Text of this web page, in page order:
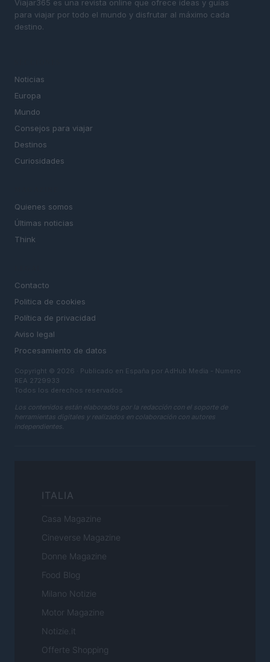
Viajar365 es una revista online que ofrece ideas y guías
para viajar por todo el mundo y disfrutar al máximo cada
destino.
Noticias
Europa
Mundo
Consejos para viajar
Destinos
Curiosidades
Quienes somos
Últimas noticias
Think
Contacto
Politica de cookies
Política de privacidad
Aviso legal
Procesamiento de datos
Copyright © 2026 · Publicado en España por AdHub Media - Numero
REA 2729933
Todos los derechos reservados
Los contenidos están elaborados por la redacción con el soporte de
herramientas digitales y realizados en colaboración con autores
independientes.
ITALIA
Casa Magazine
Cineverse Magazine
Donne Magazine
Food Blog
Milano Notizie
Motor Magazine
Notizie.it
Offerte Shopping